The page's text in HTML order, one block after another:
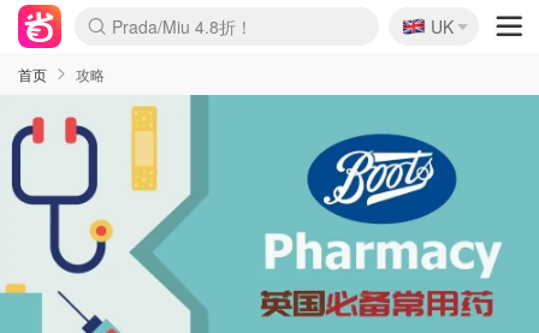
Prada/Miu 4.8折！
🇬🇧
UK
首页 攻略